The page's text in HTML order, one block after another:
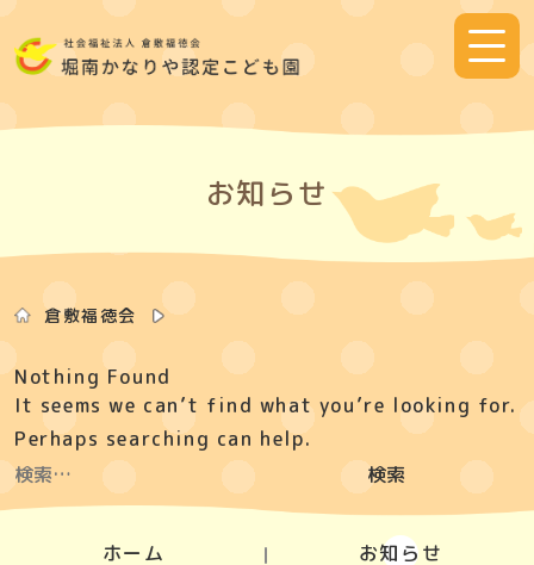
to
content
お知らせ
倉敷福徳会
Nothing Found
It seems we can’t find what you’re looking for.
Perhaps searching can help.
検
索:
ホーム
お知らせ